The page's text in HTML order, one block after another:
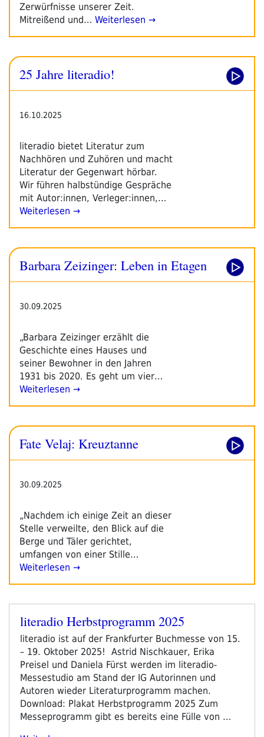
Zerwürfnisse unserer Zeit.
Mitreißend und… Weiterlesen →
25 Jahre literadio!
16.10.2025
literadio bietet Literatur zum
Nachhören und Zuhören und macht
Literatur der Gegenwart hörbar.
Wir führen halbstündige Gespräche
mit Autor:innen, Verleger:innen,…
Weiterlesen →
Barbara Zeizinger: Leben in Etagen
30.09.2025
„Barbara Zeizinger erzählt die
Geschichte eines Hauses und
seiner Bewohner in den Jahren
1931 bis 2020. Es geht um vier…
Weiterlesen →
Fate Velaj: Kreuztanne
30.09.2025
„Nachdem ich einige Zeit an dieser
Stelle verweilte, den Blick auf die
Berge und Täler gerichtet,
umfangen von einer Stille…
Weiterlesen →
Veröffentlicht
literadio Herbstprogramm 2025
literadio ist auf der Frankfurter Buchmesse von 15.
– 19. Oktober 2025! Astrid Nischkauer, Erika
Preisel und Daniela Fürst werden im literadio-
Messestudio am Stand der IG Autorinnen und
Autoren wieder Literaturprogramm machen.
Download: Plakat Herbstprogramm 2025 Zum
Messeprogramm gibt es bereits eine Fülle von …